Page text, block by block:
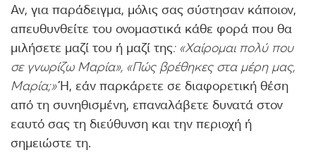
Αν, για παράδειγμα, μόλις σας σύστησαν κάποιον,
απευθυνθείτε του ονομαστικά κάθε φορά που θα
μιλήσετε μαζί του ή μαζί της: «Χαίρομαι πολύ που
σε γνωρίζω Μαρία», «Πώς βρέθηκες στα μέρη μας,
Μαρία;»Ή, εάν παρκάρετε σε διαφορετική θέση
από τη συνηθισμένη, επαναλάβετε δυνατά στον
εαυτό σας τη διεύθυνση και την περιοχή ή
σημειώστε τη.